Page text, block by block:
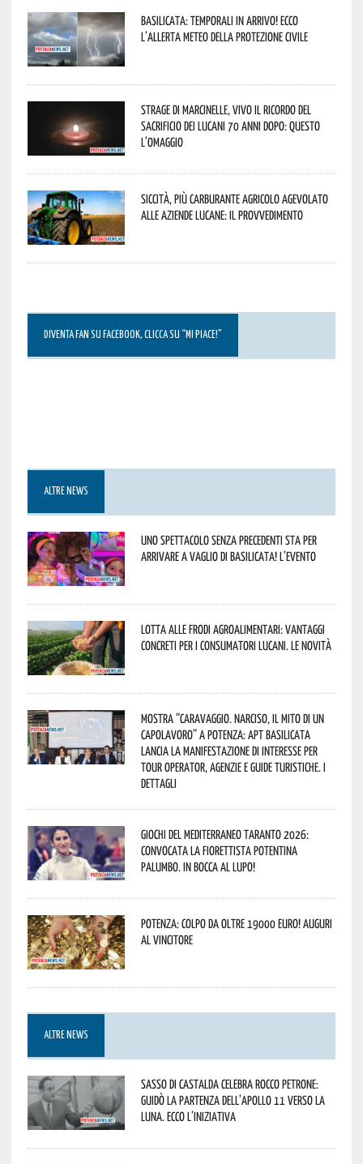
Basilicata: temporali in arrivo! Ecco
l’allerta meteo della Protezione civile
Strage di Marcinelle, vivo il ricordo del
sacrificio dei lucani 70 anni dopo: questo
l’omaggio
Siccità, più carburante agricolo agevolato
alle aziende lucane: il provvedimento
DIVENTA FAN SU FACEBOOK, CLICCA SU “MI PIACE!”
ALTRE NEWS
Uno spettacolo senza precedenti sta per
arrivare a Vaglio di Basilicata! L’evento
Lotta alle frodi agroalimentari: vantaggi
concreti per i consumatori lucani. Le novità
Mostra “Caravaggio. Narciso, il mito di un
capolavoro” a Potenza: APT Basilicata
lancia la manifestazione di interesse per
Tour Operator, Agenzie e Guide Turistiche. I
dettagli
Giochi del Mediterraneo Taranto 2026:
convocata la fiorettista potentina
Palumbo. In bocca al lupo!
Potenza: colpo da oltre 19000 Euro! Auguri
al vincitore
ALTRE NEWS
Sasso di Castalda celebra Rocco Petrone:
guidò la partenza dell’Apollo 11 verso la
Luna. Ecco l’iniziativa